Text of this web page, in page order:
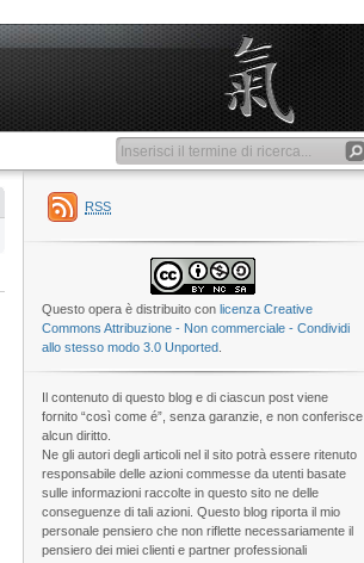
RSS
Questo opera è distribuito con licenza Creative
Commons Attribuzione - Non commerciale - Condividi
allo stesso modo 3.0 Unported
Il contenuto di questo blog e di ciascun post viene
fornito “così come é”, senza garanzie, e non conferisce
alcun diritto.
Ne gli autori degli articoli nel il sito potrà essere ritenuto
responsabile delle azioni commesse da utenti basate
sulle informazioni raccolte in questo sito ne delle
conseguenze di tali azioni. Questo blog riporta il mio
personale pensiero che non riflette necessariamente il
pensiero dei miei clienti e partner professionali